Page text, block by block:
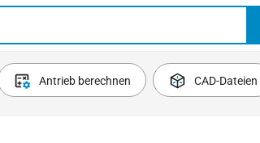
Antrieb berechnen CAD-Dateien